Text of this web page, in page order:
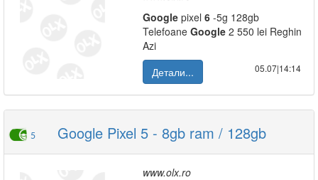
Google pixel 6 -5g 128gb
Telefoane Google 2 550 lei Reghin
Azi
Детали...
05.07|14:14
5 Google Pixel 5 - 8gb ram / 128gb
www.olx.ro